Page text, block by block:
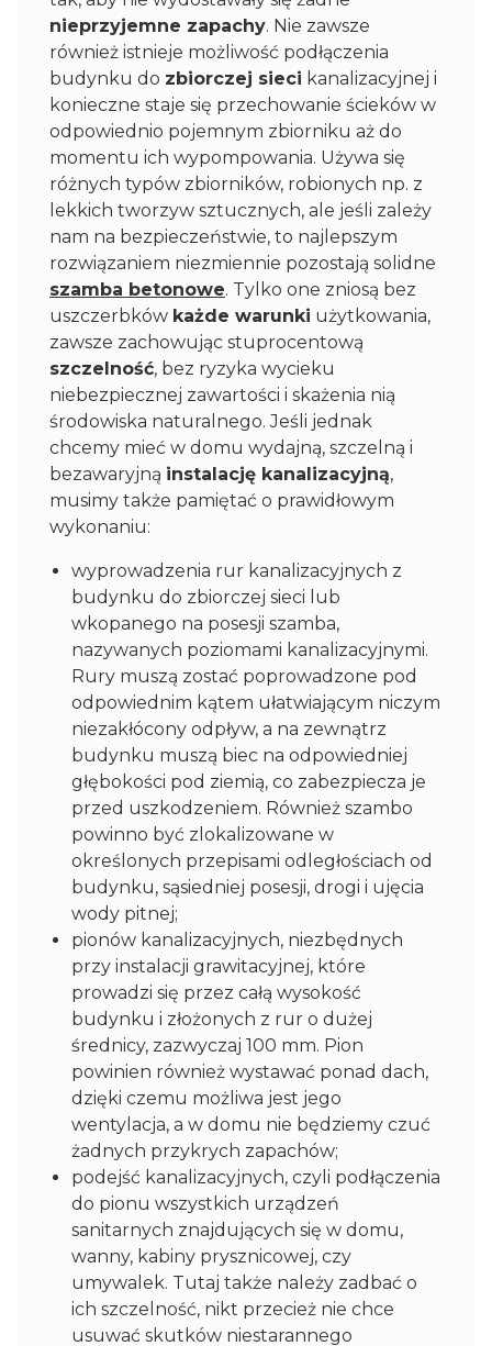
nieprzyjemne zapachy. Nie zawsze
również istnieje możliwość podłączenia
budynku do zbiorczej sieci kanalizacyjnej i
konieczne staje się przechowanie ścieków w
odpowiednio pojemnym zbiorniku aż do
momentu ich wypompowania. Używa się
różnych typów zbiorników, robionych np. z
lekkich tworzyw sztucznych, ale jeśli zależy
nam na bezpieczeństwie, to najlepszym
rozwiązaniem niezmiennie pozostają solidne
szamba betonowe. Tylko one zniosą bez
uszczerbków każde warunki użytkowania,
zawsze zachowując stuprocentową
szczelność, bez ryzyka wycieku
niebezpiecznej zawartości i skażenia nią
środowiska naturalnego. Jeśli jednak
chcemy mieć w domu wydajną, szczelną i
bezawaryjną instalację kanalizacyjną,
musimy także pamiętać o prawidłowym
wykonaniu:
wyprowadzenia rur kanalizacyjnych z
budynku do zbiorczej sieci lub
wkopanego na posesji szamba,
nazywanych poziomami kanalizacyjnymi.
Rury muszą zostać poprowadzone pod
odpowiednim kątem ułatwiającym niczym
niezakłócony odpływ, a na zewnątrz
budynku muszą biec na odpowiedniej
głębokości pod ziemią, co zabezpiecza je
przed uszkodzeniem. Również szambo
powinno być zlokalizowane w
określonych przepisami odległościach od
budynku, sąsiedniej posesji, drogi i ujęcia
wody pitnej;
pionów kanalizacyjnych, niezbędnych
przy instalacji grawitacyjnej, które
prowadzi się przez całą wysokość
budynku i złożonych z rur o dużej
średnicy, zazwyczaj 100 mm. Pion
powinien również wystawać ponad dach,
dzięki czemu możliwa jest jego
wentylacja, a w domu nie będziemy czuć
żadnych przykrych zapachów;
podejść kanalizacyjnych, czyli podłączenia
do pionu wszystkich urządzeń
sanitarnych znajdujących się w domu,
wanny, kabiny prysznicowej, czy
umywalek. Tutaj także należy zadbać o
ich szczelność, nikt przecież nie chce
usuwać skutków niestarannego